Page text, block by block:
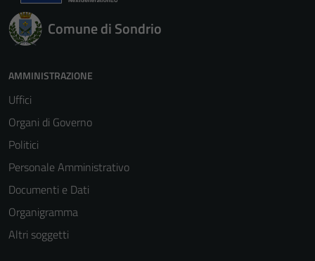
Comune di Sondrio
AMMINISTRAZIONE
Uffici
Organi di Governo
Politici
Personale Amministrativo
Documenti e Dati
Organigramma
Altri soggetti